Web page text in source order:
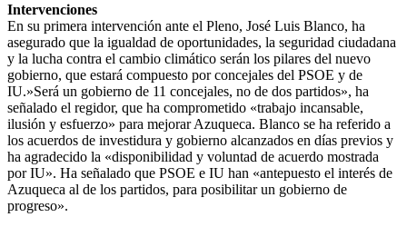
Intervenciones
En su primera intervención ante el Pleno, José Luis Blanco, ha
asegurado que la igualdad de oportunidades, la seguridad ciudadana
y la lucha contra el cambio climático serán los pilares del nuevo
gobierno, que estará compuesto por concejales del PSOE y de
IU.»Será un gobierno de 11 concejales, no de dos partidos», ha
señalado el regidor, que ha comprometido «trabajo incansable,
ilusión y esfuerzo» para mejorar Azuqueca. Blanco se ha referido a
los acuerdos de investidura y gobierno alcanzados en días previos y
ha agradecido la «disponibilidad y voluntad de acuerdo mostrada
por IU». Ha señalado que PSOE e IU han «antepuesto el interés de
Azuqueca al de los partidos, para posibilitar un gobierno de
progreso».